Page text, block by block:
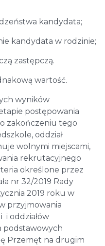
kandydata;
kandydata w rodzinie;
zastępczą.
wartość.
wyników
postępowania
zakończeniu tego
oddział
wolnymi miejscami,
rekrutacyjnego
określone przez
nr 32/2019 Rady
2019 roku w
przyjmowania
i oddziałów
podstawowych
Przemęt na drugim